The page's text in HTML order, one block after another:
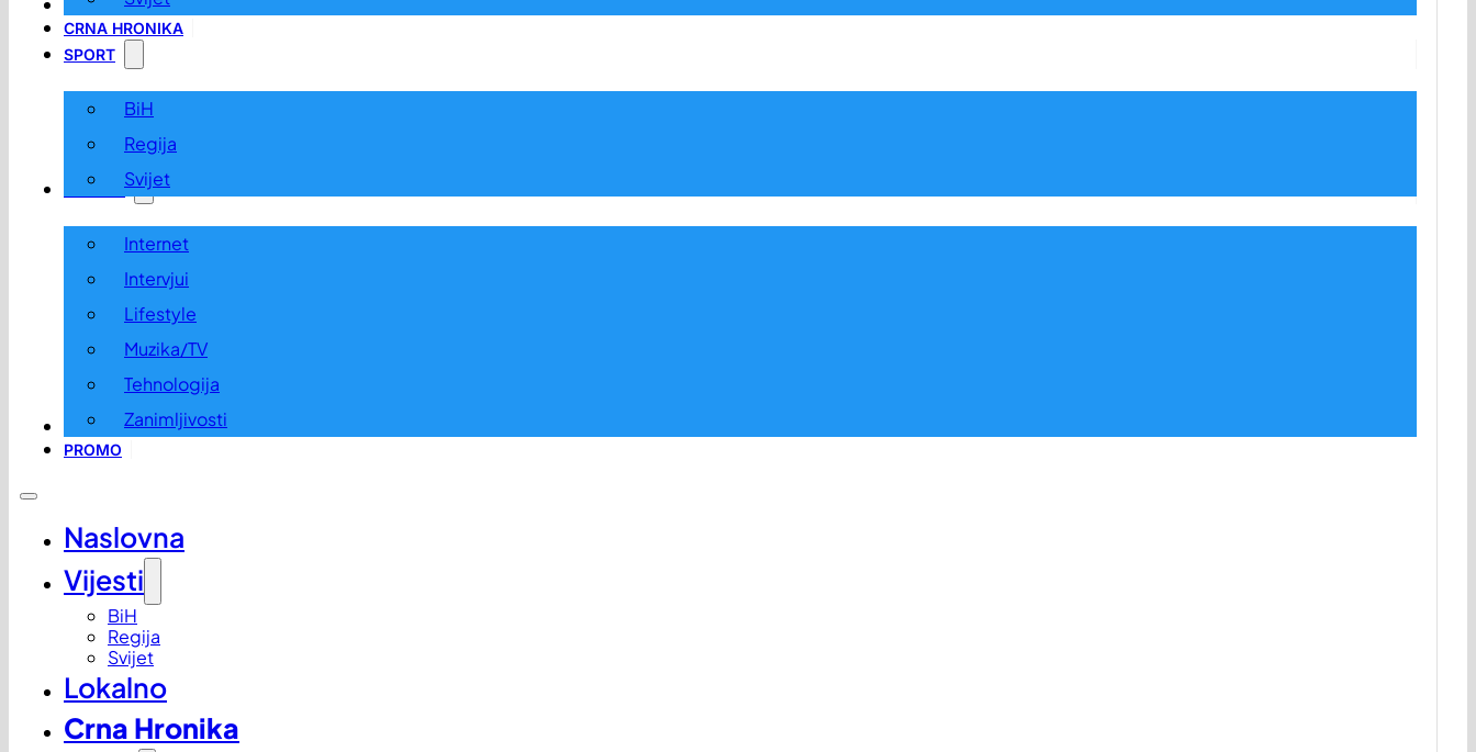
LOKALNO
CRNA HRONIKA
SPORT
BiH
Regija
Svijet
ZABAVA
Internet
Intervjui
Lifestyle
Muzika/TV
Tehnologija
Zanimljivosti
OGLASI I KONKURSI
PROMO
Naslovna
Vijesti
BiH
Regija
Svijet
Lokalno
Crna Hronika